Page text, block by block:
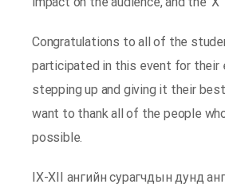
Congratulations to all of the
participated in this event for their
stepping up and giving it their
want to thank all of the people
possible.
IX-XII ангийн сурагчдын дунд